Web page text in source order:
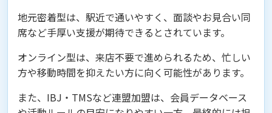
地元密着型は、駅近で通いやすく、面談やお見合い同
席など手厚い支援が期待できるとされています。
オンライン型は、来店不要で進められるため、忙しい
方や移動時間を抑えたい方に向く可能性があります。
また、IBJ・TMSなど連盟加盟は、会員データベース